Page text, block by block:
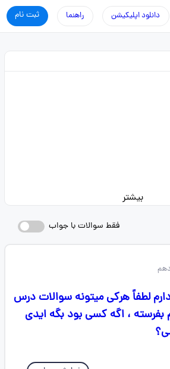
ثبت نام راهنما دانلود اپلیکیشن
بیشتر
فقط سوالات با جواب
لطفاً هرکی میتونه سوالات درس
بفرسته ، اگه کسی بود بگه ایدی